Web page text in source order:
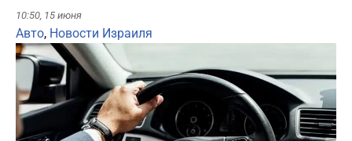
10:50, 15 июня
Авто, Новости Израиля